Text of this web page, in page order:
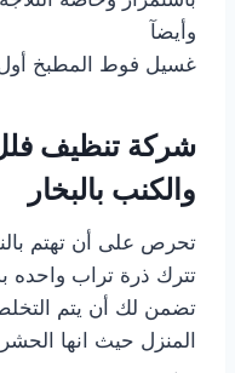
وأيضآ
غسيل فوط المطبخ
شركة تنظيف
والكنب بالبخار
تحرص على أن تهتم
تترك ذرة تراب واحده
تضمن لك أن يتم
المنزل حيث انها